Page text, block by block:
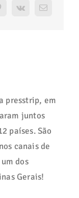
Vk
E-
presstrip, em
juntos
países. São
canais de
dos
Gerais!